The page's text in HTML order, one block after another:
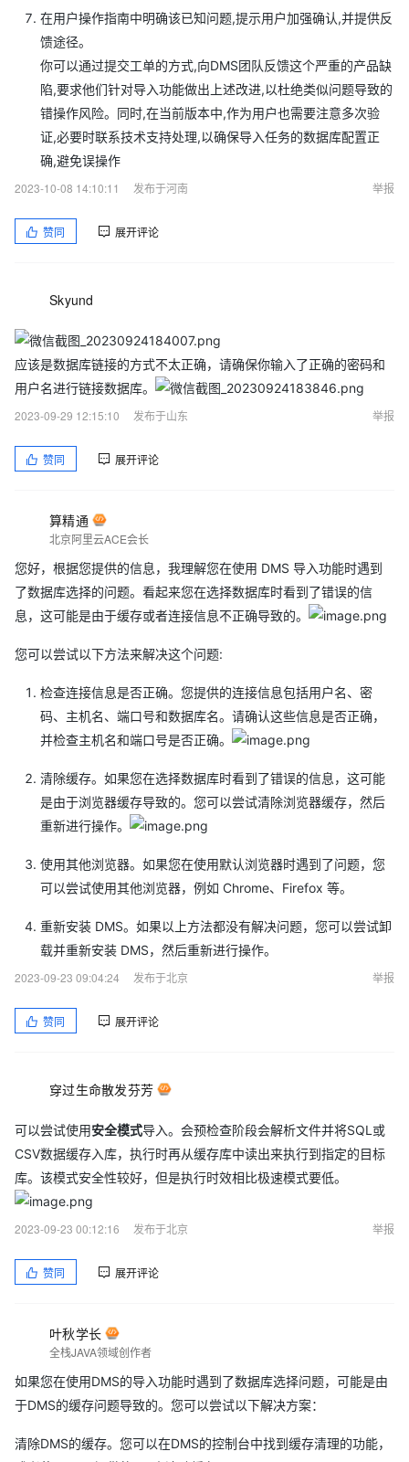
在用户操作指南中明确该已知问题,提示用户加强确认,并提供反
馈途径。
你可以通过提交工单的方式,向DMS团队反馈这个严重的产品缺
陷,要求他们针对导入功能做出上述改进,以杜绝类似问题导致的
错操作风险。同时,在当前版本中,作为用户也需要注意多次验
证,必要时联系技术支持处理,以确保导入任务的数据库配置正
确,避免误操作
2023-10-08 14:10:11
发布于河南 举报
赞同 展开评论
Skyund
应该是数据库链接的方式不太正确，请确保你输入了正确的密码和
用户名进行链接数据库。
2023-09-29 12:15:10
发布于山东 举报
赞同 展开评论
算精通
北京阿里云ACE会长
您好，根据您提供的信息，我理解您在使用 DMS 导入功能时遇到
了数据库选择的问题。看起来您在选择数据库时看到了错误的信
息，这可能是由于缓存或者连接信息不正确导致的。
您可以尝试以下方法来解决这个问题:
检查连接信息是否正确。您提供的连接信息包括用户名、密
码、主机名、端口号和数据库名。请确认这些信息是否正确，
并检查主机名和端口号是否正确。
清除缓存。如果您在选择数据库时看到了错误的信息，这可能
是由于浏览器缓存导致的。您可以尝试清除浏览器缓存，然后
重新进行操作。
使用其他浏览器。如果您在使用默认浏览器时遇到了问题，您
可以尝试使用其他浏览器，例如 Chrome、Firefox 等。
重新安装 DMS。如果以上方法都没有解决问题，您可以尝试卸
载并重新安装 DMS，然后重新进行操作。
2023-09-23 09:04:24
发布于北京 举报
赞同 展开评论
穿过生命散发芬芳
可以尝试使用安全模式导入。会预检查阶段会解析文件并将SQL或
CSV数据缓存入库，执行时再从缓存库中读出来执行到指定的目标
库。该模式安全性较好，但是执行时效相比极速模式要低。
2023-09-23 00:12:16 发布于北京 举报
赞同 展开评论
叶秋学长
全栈JAVA领域创作者
如果您在使用DMS的导入功能时遇到了数据库选择问题，可能是由
于DMS的缓存问题导致的。您可以尝试以下解决方案：
清除DMS的缓存。您可以在DMS的控制台中找到缓存清理的功能，